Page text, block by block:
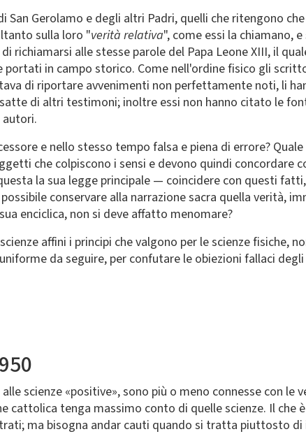
Gerolamo e degli altri Padri, quelli che ritengono
sulla loro "verità relativa", come essi la chiamano,
alle stesse parole del Papa Leone XIII, il
in campo storico. Come nell'ordine fisico gli
di riportare avvenimenti non perfettamente noti, li
di altri testimoni; inoltre essi non hanno citato le
e nello stesso tempo falsa e piena di errore?
che colpiscono i sensi e devono quindi concordare
la sua legge principale — coincidere con questi
conservare alla narrazione sacra quella verità,
enciclica, non si deve affatto menomare?
affini i principi che valgono per le scienze fisiche,
da seguire, per confutare le obiezioni fallaci
scienze «positive», sono più o meno connesse con le
tenga massimo conto di quelle scienze. Il che
ma bisogna andar cauti quando si tratta piuttosto di